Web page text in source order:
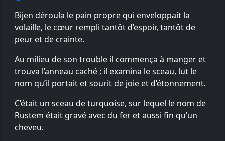
Bijen déroula le pain propre qui enveloppait la
volaille, le cœur rempli tantôt d’espoir, tantôt de
peur et de crainte.
Au milieu de son trouble il commença à manger et
trouva l’anneau caché ; il examina le sceau, lut le
nom qu’il portait et sourit de joie et d’étonnement.
C’était un sceau de turquoise, sur lequel le nom de
Rustem était gravé avec du fer et aussi fin qu’un
cheveu.